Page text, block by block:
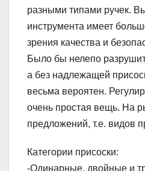
разными типами ручек.
инструмента имеет
зрения качества и
Было бы нелепо
а без надлежащей
весьма вероятен.
очень простая вещь. На
предложений, т.е. видов
Категории присоски:
-Одинарные, двойные и